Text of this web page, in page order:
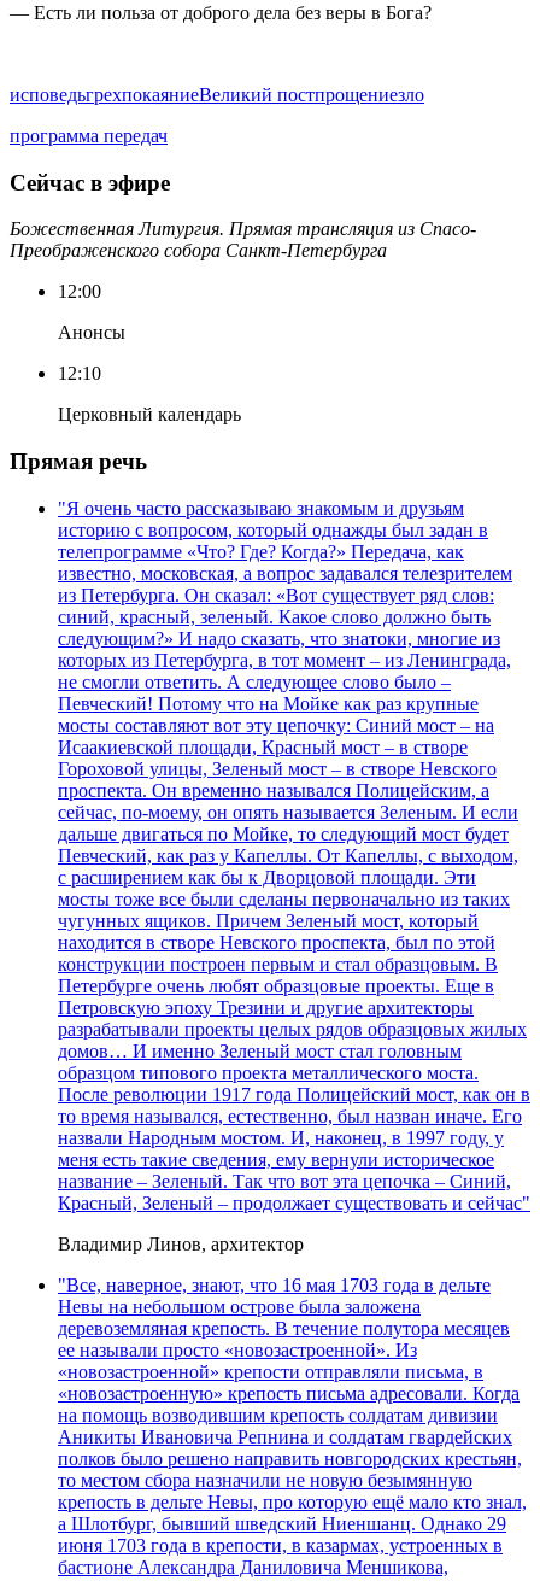
— Есть ли польза от доброго дела без веры в Бога?
исповедьгрехпокаяниеВеликий постпрощениезло
программа передач
Сейчас в эфире
Божественная Литургия. Прямая трансляция из Спасо-
Преображенского собора Санкт-Петербурга
12:00
Анонсы
12:10
Церковный календарь
Прямая речь
"Я очень часто рассказываю знакомым и друзьям
историю с вопросом, который однажды был задан в
телепрограмме «Что? Где? Когда?» Передача, как
известно, московская, а вопрос задавался телезрителем
из Петербурга. Он сказал: «Вот существует ряд слов:
синий, красный, зеленый. Какое слово должно быть
следующим?» И надо сказать, что знатоки, многие из
которых из Петербурга, в тот момент – из Ленинграда,
не смогли ответить. А следующее слово было –
Певческий! Потому что на Мойке как раз крупные
мосты составляют вот эту цепочку: Синий мост – на
Исаакиевской площади, Красный мост – в створе
Гороховой улицы, Зеленый мост – в створе Невского
проспекта. Он временно назывался Полицейским, а
сейчас, по-моему, он опять называется Зеленым. И если
дальше двигаться по Мойке, то следующий мост будет
Певческий, как раз у Капеллы. От Капеллы, с выходом,
с расширением как бы к Дворцовой площади. Эти
мосты тоже все были сделаны первоначально из таких
чугунных ящиков. Причем Зеленый мост, который
находится в створе Невского проспекта, был по этой
конструкции построен первым и стал образцовым. В
Петербурге очень любят образцовые проекты. Еще в
Петровскую эпоху Трезини и другие архитекторы
разрабатывали проекты целых рядов образцовых жилых
домов… И именно Зеленый мост стал головным
образцом типового проекта металлического моста.
После революции 1917 года Полицейский мост, как он в
то время назывался, естественно, был назван иначе. Его
назвали Народным мостом. И, наконец, в 1997 году, у
меня есть такие сведения, ему вернули историческое
название – Зеленый. Так что вот эта цепочка – Синий,
Красный, Зеленый – продолжает существовать и сейчас"
Владимир Линов, архитектор
"Все, наверное, знают, что 16 мая 1703 года в дельте
Невы на небольшом острове была заложена
деревоземляная крепость. В течение полутора месяцев
ее называли просто «новозастроенной». Из
«новозастроенной» крепости отправляли письма, в
«новозастроенную» крепость письма адресовали. Когда
на помощь возводившим крепость солдатам дивизии
Аникиты Ивановича Репнина и солдатам гвардейских
полков было решено направить новгородских крестьян,
то местом сбора назначили не новую безымянную
крепость в дельте Невы, про которую ещё мало кто знал,
а Шлотбург, бывший шведский Ниеншанц. Однако 29
июня 1703 года в крепости, в казармах, устроенных в
бастионе Александра Даниловича Меншикова,